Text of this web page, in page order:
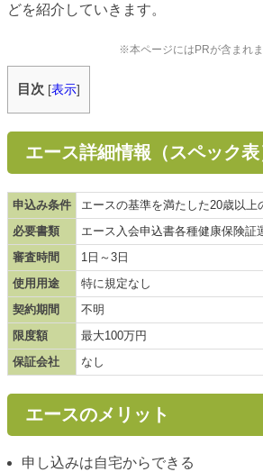
どを紹介していきます。
※本ページにはPRが含まれま
目次 [表示]
エース詳細情報（スペック表
申込み条件
エースの基準を満たした20歳以
必要書類
エース入会申込書各種健康保険
審査時間
1日～3日
使用用途
特に規定なし
契約期間
不明
限度額
最大100万円
保証会社
なし
エースのメリット
申し込みは自宅からできる